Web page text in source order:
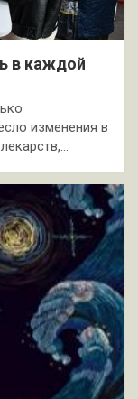
в каждой
изменения в